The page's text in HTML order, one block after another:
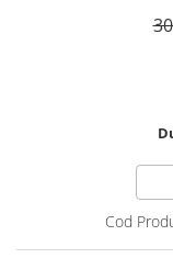
Cod